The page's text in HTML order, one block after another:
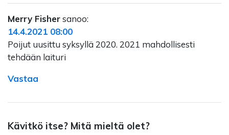
Merry Fishersanoo:
14.4.2021 08:00
Poijut uusittu syksyllä 2020. 2021 mahdollisesti
tehdään laituri
Vastaa
Kävitkö itse? Mitä mieltä olet?